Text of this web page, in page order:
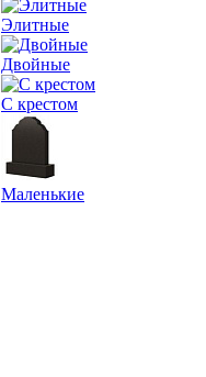
Элитные
Двойные
С крестом
Маленькие